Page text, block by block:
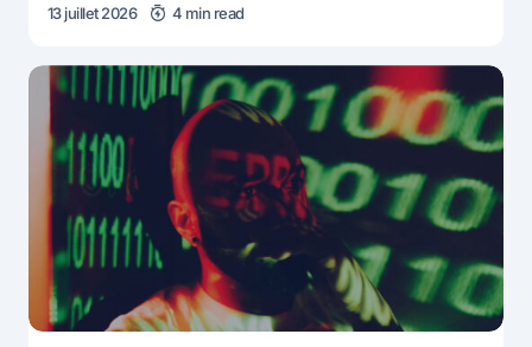
13 juillet 2026 4 min read